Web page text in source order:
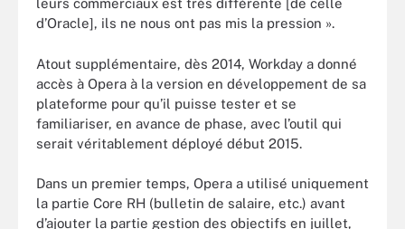
leurs commerciaux est très différente [de celle
d’Oracle], ils ne nous ont pas mis la pression ».
Atout supplémentaire, dès 2014, Workday a donné
accès à Opera à la version en développement de sa
plateforme pour qu’il puisse tester et se
familiariser, en avance de phase, avec l’outil qui
serait véritablement déployé début 2015.
Dans un premier temps, Opera a utilisé uniquement
la partie Core RH (bulletin de salaire, etc.) avant
d’ajouter la partie gestion des objectifs en juillet,